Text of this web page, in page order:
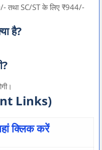
तथा SC/ST के लिए ₹944/-
है?
Links)
क्लिक करें